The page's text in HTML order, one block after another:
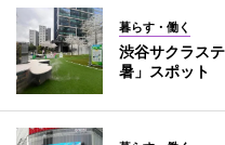
暮らす・働く
渋谷サクラス
暑」スポット